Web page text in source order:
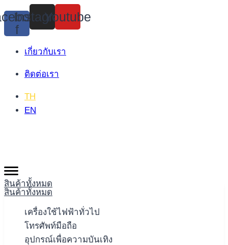
Skip
to
content
f
Instagram
Youtube
เกี่ยวกับเรา
ติดต่อเรา
TH
EN
สินค้าทั้งหมด
สินค้าทั้งหมด
เครื่องใช้ไฟฟ้าทั่วไป
โทรศัพท์มือถือ
อุปกรณ์เพื่อความบันเทิง